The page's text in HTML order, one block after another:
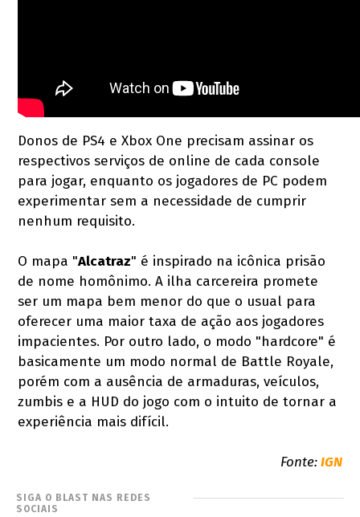
Donos de PS4 e Xbox One precisam assinar os
respectivos serviços de online de cada console
para jogar, enquanto os jogadores de PC podem
experimentar sem a necessidade de cumprir
nenhum requisito.
O mapa "Alcatraz" é inspirado na icônica prisão
de nome homônimo. A ilha carcereira promete
ser um mapa bem menor do que o usual para
oferecer uma maior taxa de ação aos jogadores
impacientes. Por outro lado, o modo "hardcore" é
basicamente um modo normal de Battle Royale,
porém com a ausência de armaduras, veículos,
zumbis e a HUD do jogo com o intuito de tornar a
experiência mais difícil.
Fonte:IGN
SIGA O BLAST NAS REDES
SOCIAIS